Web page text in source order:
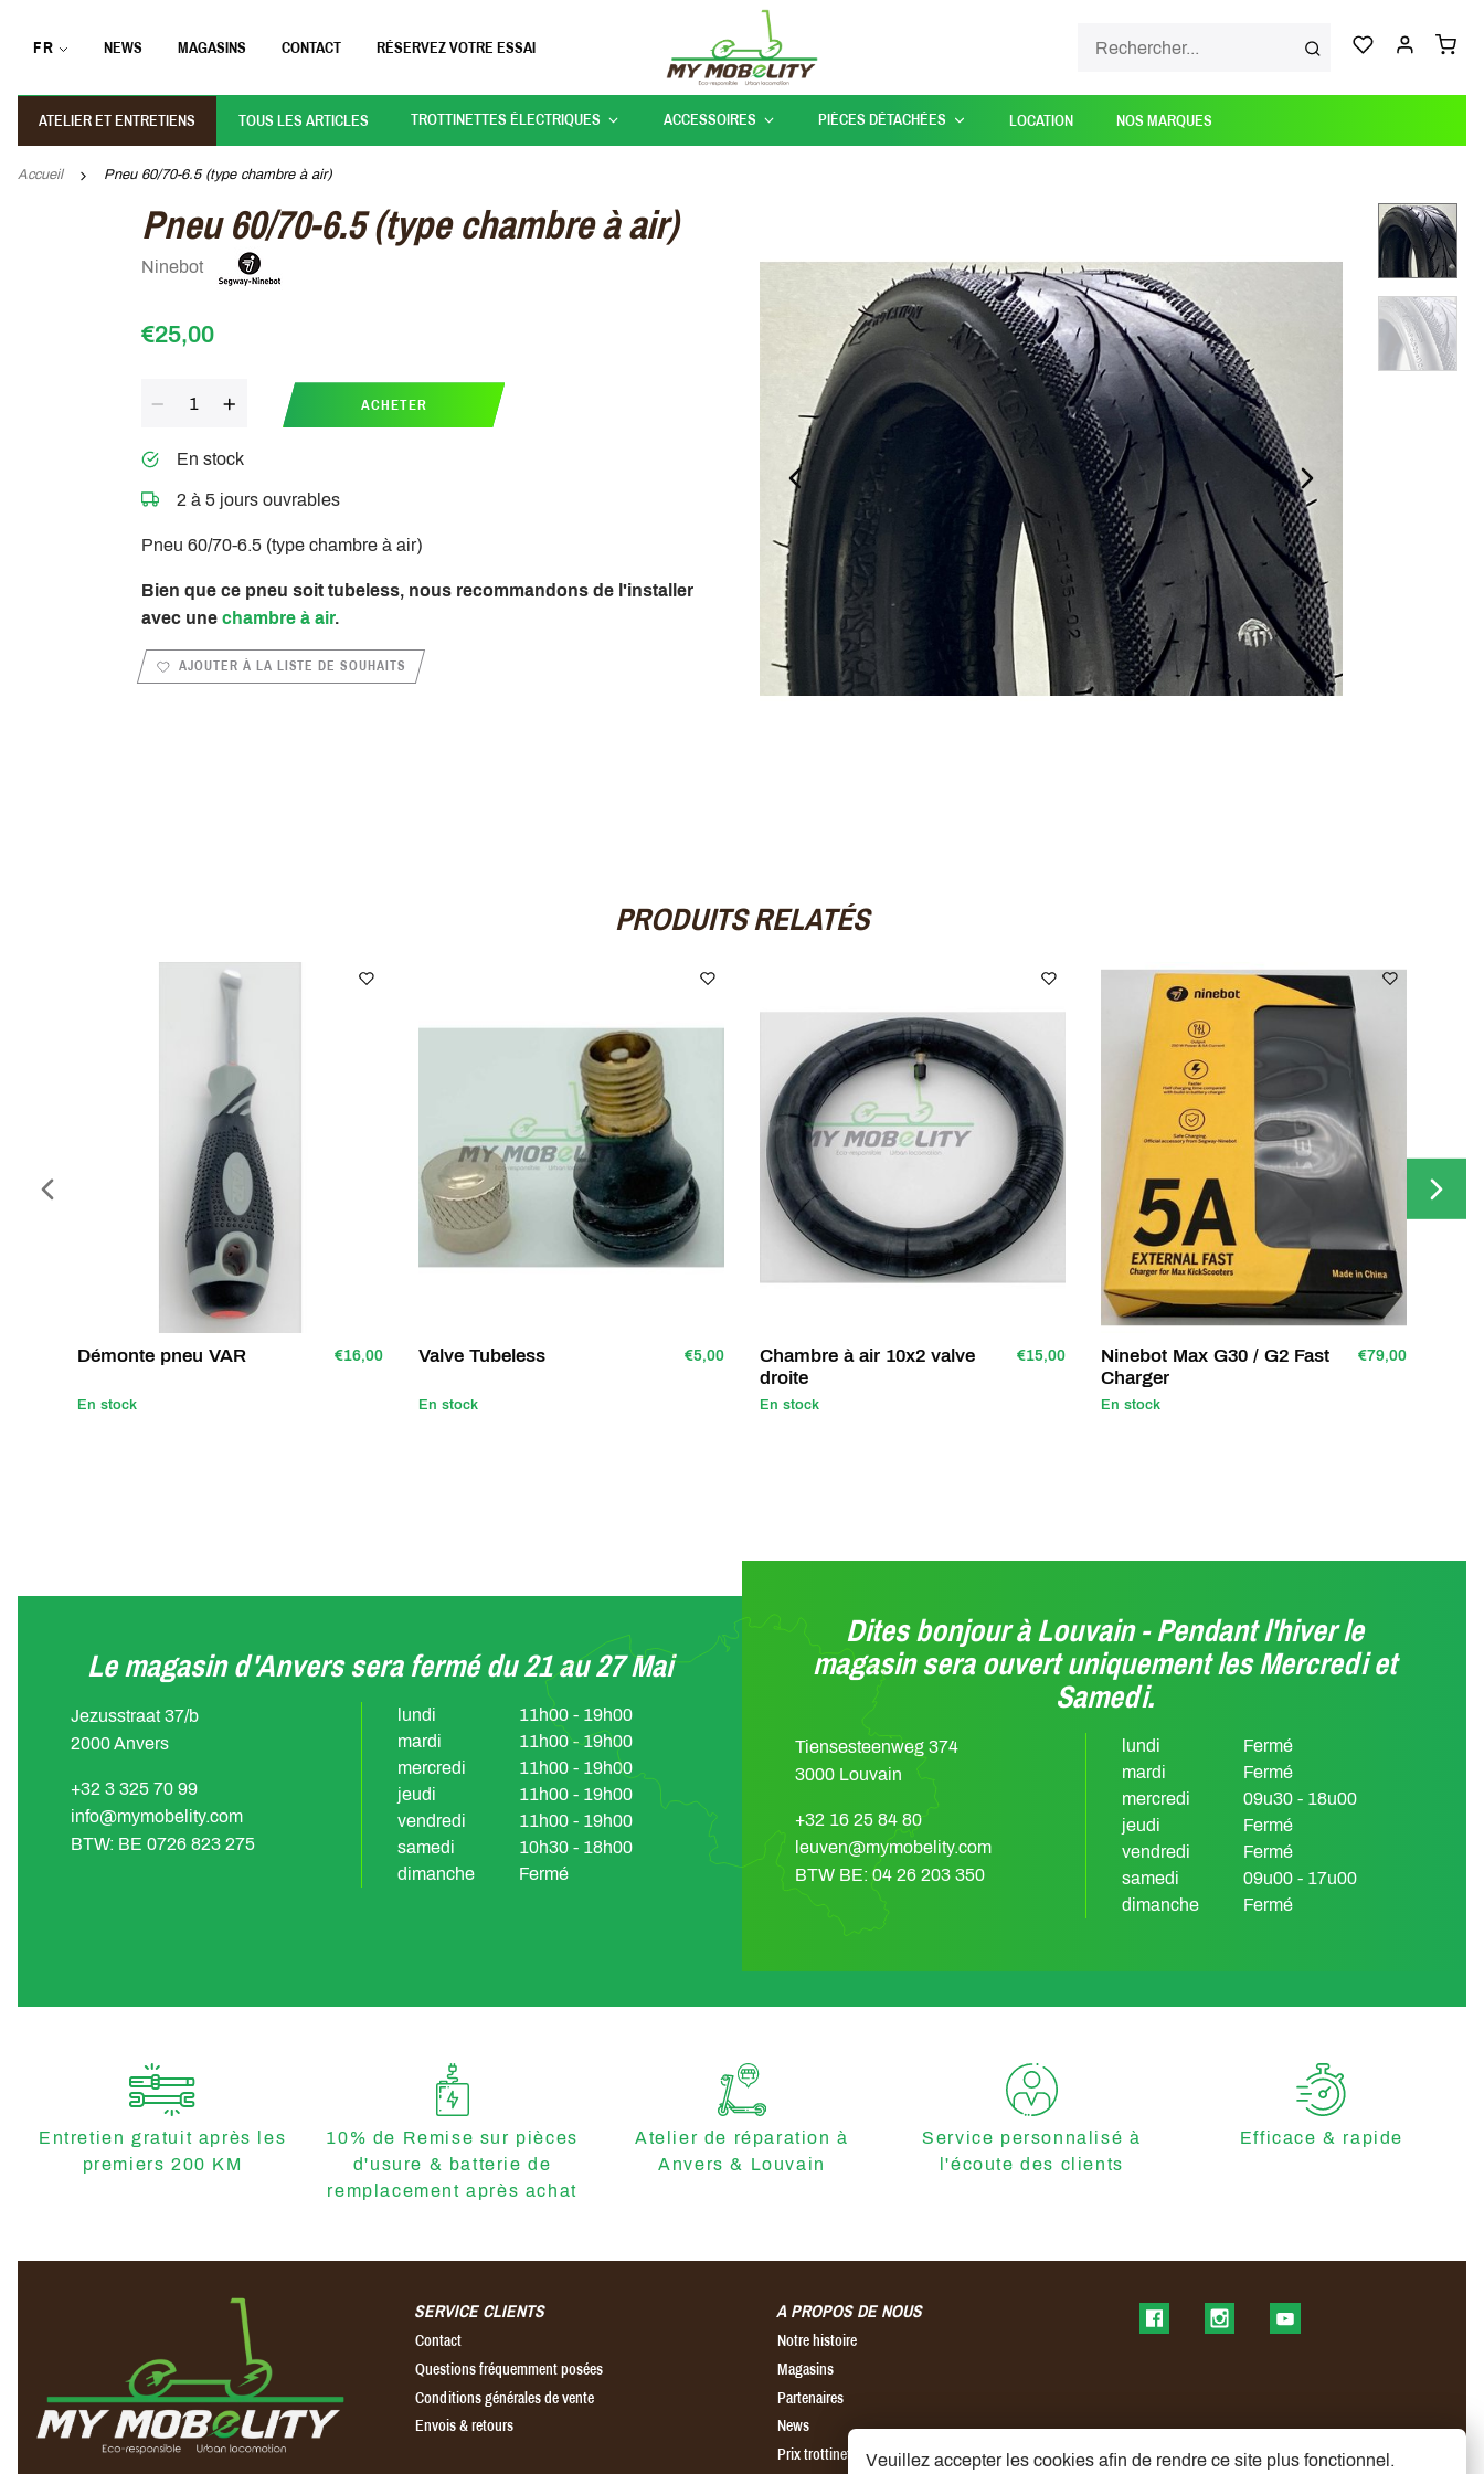
FR NEWS MAGASINS CONTACT RÉSERVEZ VOTRE ESSAI
ATELIER ET ENTRETIENS TOUS LES ARTICLES TROTTINETTES ÉLECTRIQUES ACCESSOIRES PIÈCES DÉTACHÉES LOCATION NOS MARQUES
Accueil Pneu 60/70-6.5 (type chambre à air)
Pneu 60/70-6.5 (type chambre à air)
Ninebot
€25,00
ACHETER
En stock
2 à 5 jours ouvrables
Pneu 60/70-6.5 (type chambre à air)
Bien que ce pneu soit tubeless, nous recommandons de l'installer
avec une chambre à air.
AJOUTER À LA LISTE DE SOUHAITS
PREVIOUS_SLIDE NEXT_SLIDE
PRODUITS RELATÉS
Démonte pneu VAR €16,00
En stock
Valve Tubeless €5,00
En stock
Chambre à air 10x2 valve
droite
€15,00
En stock
Ninebot Max G30 / G2 Fast
Charger
€79,00
En stock
Le magasin d'Anvers sera fermé du 21 au 27 Mai
Jezusstraat 37/b
2000 Anvers
+32 3 325 70 99
info@mymobelity.com
BTW: BE 0726 823 275
lundi
11h00 - 19h00
mardi
11h00 - 19h00
mercredi
11h00 - 19h00
jeudi
11h00 - 19h00
vendredi
11h00 - 19h00
samedi
10h30 - 18h00
dimanche
Fermé
Dites bonjour à Louvain - Pendant l'hiver le
magasin sera ouvert uniquement les Mercredi et
Samedi.
Tiensesteenweg 374
3000 Louvain
+32 16 25 84 80
leuven@mymobelity.com
BTW BE: 04 26 203 350
lundi
Fermé
mardi
Fermé
mercredi
09u30 - 18u00
jeudi
Fermé
vendredi
Fermé
samedi
09u00 - 17u00
dimanche
Fermé
Entretien gratuit après les
premiers 200 KM
10% de Remise sur pièces
d'usure & batterie de
remplacement après achat
Atelier de réparation à
Anvers & Louvain
Service personnalisé à
l'écoute des clients
Efficace & rapide
SERVICE CLIENTS
Contact
Questions fréquemment posées
Conditions générales de vente
Envois & retours
A PROPOS DE NOUS
Notre histoire
Magasins
Partenaires
News
Prix trottinette électrique
Find us on FacebookFind us on InstagramFind us on YouTube
Veuillez accepter les cookies afin de rendre ce site plus fonctionnel.